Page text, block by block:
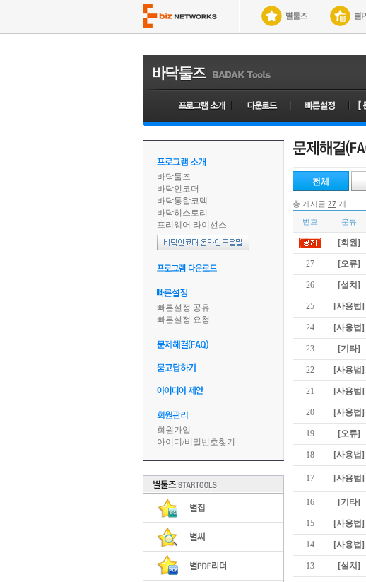
바닥툴즈
바닥인코더
바닥통합코덱
바닥히스토리
프리웨어 라이선스
빠른설정 공유
빠른설정 요청
회원가입
아이디 /비밀번호찾기
전체
총 게시글 27 개
번호 분류
[회원]
27 [오류]
26 [설치]
25 [사용법]
24 [사용법]
23 [기타]
22 [사용법]
21 [사용법]
20 [사용법]
19 [오류]
18 [사용법]
17 [사용법]
16 [기타]
15 [사용법]
14 [사용법]
13 [설치]